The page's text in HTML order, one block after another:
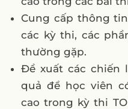
Cung cấp thông
các kỳ thi, các
thường gặp.
Đề xuất các chiến
quả để học viên
cao trong kỳ thi